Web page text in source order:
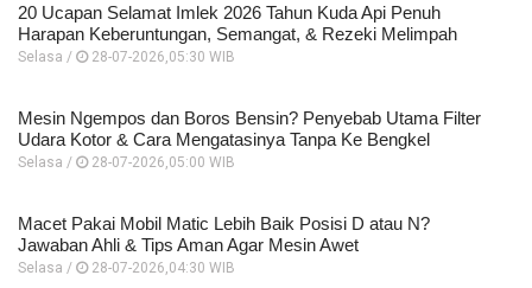
20 Ucapan Selamat Imlek 2026 Tahun Kuda Api Penuh
Harapan Keberuntungan, Semangat, & Rezeki Melimpah
Selasa / 28-07-2026,05:30 WIB
Mesin Ngempos dan Boros Bensin? Penyebab Utama Filter
Udara Kotor & Cara Mengatasinya Tanpa Ke Bengkel
Selasa / 28-07-2026,05:00 WIB
Macet Pakai Mobil Matic Lebih Baik Posisi D atau N?
Jawaban Ahli & Tips Aman Agar Mesin Awet
Selasa / 28-07-2026,04:30 WIB